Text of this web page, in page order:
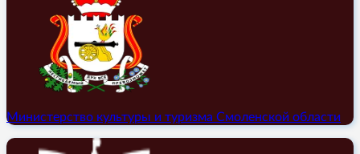
Министерство культуры и туризма Смоленской области